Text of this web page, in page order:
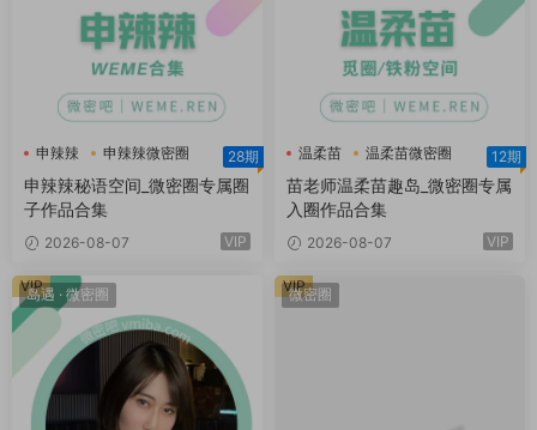
申辣辣
申辣辣微密圈
申辣辣秘语空间
28期
申辣辣秘语空间_微密圈专属圈
子作品合集
2026-08-07 VIP
温柔苗
温柔苗微密圈
温柔苗趣岛
12期
苗老师温柔苗趣岛_微密圈专属
入圈作品合集
2026-08-07 VIP
岛遇 · 微密圈
VIP 微密圈
VIP